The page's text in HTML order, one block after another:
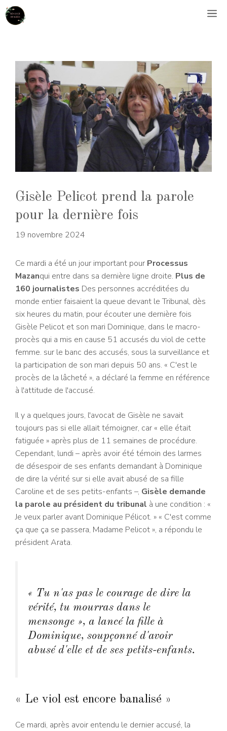
Aller
au
Gisèle Pelicot prend la parole
pour la dernière fois
19 novembre 2024
Ce mardi a été un jour important pour Processus
Mazanqui entre dans sa dernière ligne droite. Plus de
160 journalistes Des personnes accréditées du
monde entier faisaient la queue devant le Tribunal, dès
six heures du matin, pour écouter une dernière fois
Gisèle Pelicot et son mari Dominique, dans le macro-
procès qui a mis en cause 51 accusés du viol de cette
femme. sur le banc des accusés, sous la surveillance et
la participation de son mari depuis 50 ans. « C'est le
procès de la lâcheté », a déclaré la femme en référence
à l'attitude de l'accusé.
Il y a quelques jours, l'avocat de Gisèle ne savait
toujours pas si elle allait témoigner, car « elle était
fatiguée » après plus de 11 semaines de procédure.
Cependant, lundi – après avoir été témoin des larmes
de désespoir de ses enfants demandant à Dominique
de dire la vérité sur si elle avait abusé de sa fille
Caroline et de ses petits-enfants –, Gisèle demande
la parole au président du tribunal à une condition : «
Je veux parler avant Dominique Pélicot. » « C'est comme
ça que ça se passera, Madame Pelicot », a répondu le
président Arata.
« Tu n'as pas le courage de dire la
vérité, tu mourras dans le
mensonge », a lancé la fille à
Dominique, soupçonné d'avoir
abusé d'elle et de ses petits-enfants.
« Le viol est encore banalisé »
Ce mardi, après avoir entendu le dernier accusé, la